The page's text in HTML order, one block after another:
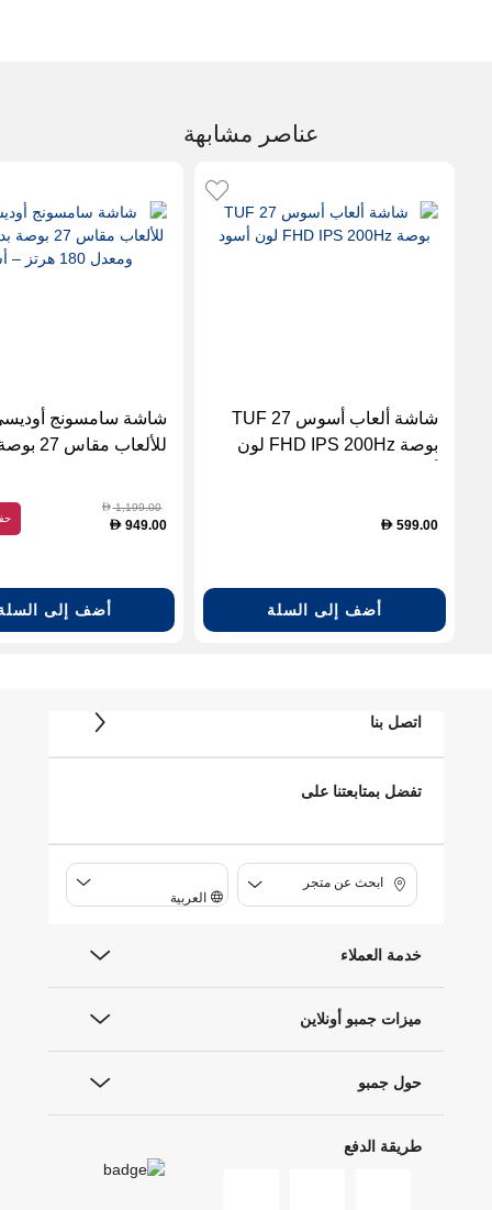
عناصر مشابهة
شاشة ألعاب أسوس TUF 27
بوصة FHD IPS 200Hz لون
D 599.00
أضف إلى السلة
للألعاب
D1,199.00
D 949.00
أضف إلى
اتصل بنا
تفضل بمتابعتنا على
ابحث عن متجر
العربية
خدمة العملاء
ميزات جمبو أونلاين
حول جمبو
طريقة الدفع